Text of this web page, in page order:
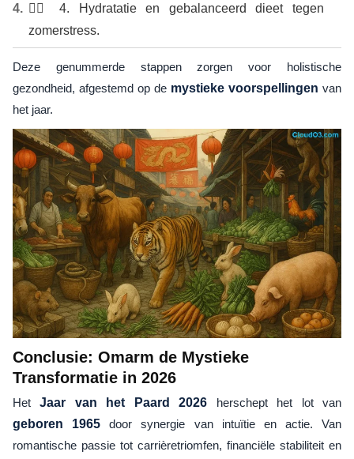
🏃‍♂️ 4. Hydratatie en gebalanceerd dieet tegen
zomerstress.
Deze genummerde stappen zorgen voor holistische
gezondheid, afgestemd op de mystieke voorspellingen van
het jaar.
Conclusie: Omarm de Mystieke
Transformatie in 2026
HetJaar van het Paard 2026 herschept het lot van
geboren 1965 door synergie van intuïtie en actie. Van
romantische passie tot carrièretriomfen, financiële stabiliteit en